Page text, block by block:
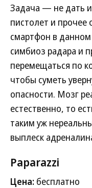
Задача — не дать
пистолет и прочее
смартфон в данном
симбиоз радара и
перемещаться по
чтобы суметь
опасности. Мозг
естественно, то
таким уж
выплеск
Paparazzi
Цена: бесплатно